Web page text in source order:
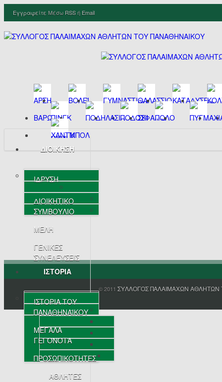
Εγγραφείτε Μέσω RSSή Email
ΔΙΟΙΚΗΣΗ
ΙΔΡΥΣΗ
ΔΙΟΙΚΗΤΙΚΟ
ΣΥΜΒΟΥΛΙΟ
ΜΕΛΗ
ΓΕΝΙΚΕΣ
ΣΥΝΕΛΕΥΣΕΙΣ
ΙΣΤΟΡΙΑ
ΙΣΤΟΡΙΑ ΤΟΥ
ΠΑΝΑΘΗΝΑΪΚΟΥ
ΜΕΓΑΛΑ
ΓΕΓΟΝΟΤΑ
ΠΡΟΣΩΠΙΚΟΤΗΤΕΣ
ΑΘΛΗΤΕΣ
© 2011 ΣΥΛΛΟΓΟΣ ΠΑΛΑΙΜΑΧΩΝ ΑΘΛΗΤΩΝ